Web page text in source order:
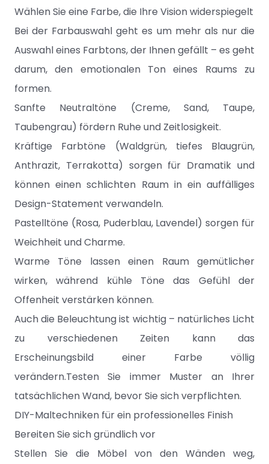
Wählen Sie eine Farbe, die Ihre Vision widerspiegelt
Bei der Farbauswahl geht es um mehr als nur die
Auswahl eines Farbtons, der Ihnen gefällt – es geht
darum, den emotionalen Ton eines Raums zu
formen.
Sanfte Neutraltöne (Creme, Sand, Taupe,
Taubengrau) fördern Ruhe und Zeitlosigkeit.
Kräftige Farbtöne (Waldgrün, tiefes Blaugrün,
Anthrazit, Terrakotta) sorgen für Dramatik und
können einen schlichten Raum in ein auffälliges
Design-Statement verwandeln.
Pastelltöne (Rosa, Puderblau, Lavendel) sorgen für
Weichheit und Charme.
Warme Töne lassen einen Raum gemütlicher
wirken, während kühle Töne das Gefühl der
Offenheit verstärken können.
Auch die Beleuchtung ist wichtig – natürliches Licht
zu verschiedenen Zeiten kann das
Erscheinungsbild einer Farbe völlig
verändern.Testen Sie immer Muster an Ihrer
tatsächlichen Wand, bevor Sie sich verpflichten.
DIY-Maltechniken für ein professionelles Finish
Bereiten Sie sich gründlich vor
Stellen Sie die Möbel von den Wänden weg,